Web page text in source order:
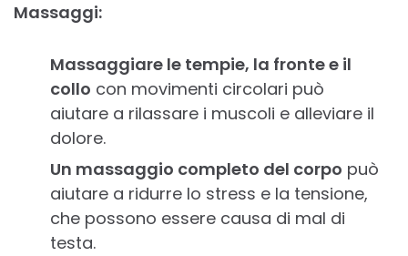
Massaggi:
Massaggiare le tempie, la fronte e il
collo con movimenti circolari può
aiutare a rilassare i muscoli e alleviare il
dolore.
Un massaggio completo del corpo può
aiutare a ridurre lo stress e la tensione,
che possono essere causa di mal di
testa.